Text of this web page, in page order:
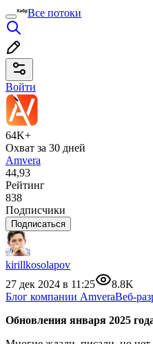
Все потоки
Войти
64K+
Охват за 30 дней
Amvera
44,93
Рейтинг
838
Подписчики
Подписаться
kirillkosolapov
27 дек 2024 в 11:25
8.8K
Блог компании AmveraВеб-
Обновления января 2025